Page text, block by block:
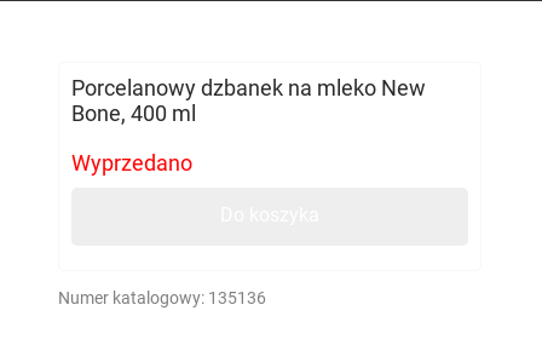
Porcelanowy dzbanek na mleko New
Bone, 400 ml
Wyprzedano
Numer katalogowy: 135136